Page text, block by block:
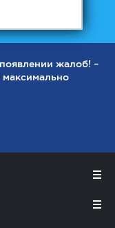
жалоб! –